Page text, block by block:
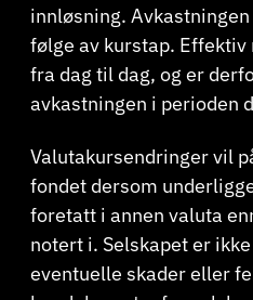
innløsning.
følge av kurstap.
fra dag til dag, og er
avkastningen i perioden
Valutakursendringer vil
fondet dersom
foretatt i annen valuta
notert i. Selskapet er
eventuelle skader eller